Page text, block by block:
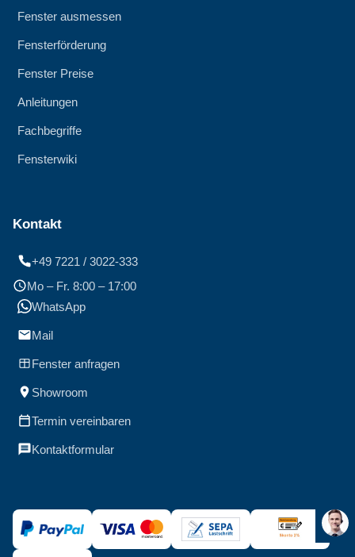
Fenster ausmessen
Fensterförderung
Fenster Preise
Anleitungen
Fachbegriffe
Fensterwiki
Kontakt
+49 7221 / 3022-333
Mo – Fr. 8:00 – 17:00
WhatsApp
Mail
Fenster anfragen
Showroom
Termin vereinbaren
Kontaktformular